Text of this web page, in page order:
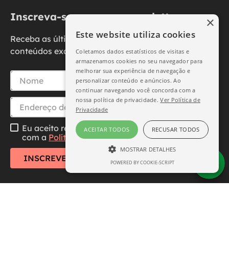
Inscreva-se na nossa newsletter
Receba as últimas novidades, promoções e
conteúdos exclusivos diretamente no seu e-mail.
Eu aceito receber essa newsletter, li e concordo
com a Política de Privacidade
INSCREVER-SE
Este website utiliza cookies
Coletamos dados estatísticos de visitas e
armazenamos cookies no seu navegador para
melhorar sua experiência de navegação e
personalizar conteúdo e anúncios. Ao
continuar navegando você concorda com a
nossa política de privacidade.Ver Política de
Privacidade
ACEITAR TODOS RECUSAR TODOS
MOSTRAR DETALHES
ESTRITAMENTE NECESSÁRIO
POWERED BY COOKIE-SCRIPT
×